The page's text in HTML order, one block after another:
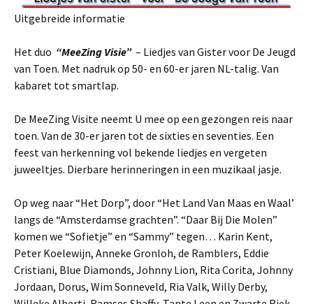
Uitgebreide informatie
Het duo “MeeZing Visie”– Liedjes van Gister voor De Jeugd
van Toen. Met nadruk op 50- en 60-er jaren NL-talig. Van
kabaret tot smartlap.
De MeeZing Visite neemt U mee op een gezongen reis naar
toen. Van de 30-er jaren tot de sixties en seventies. Een
feest van herkenning vol bekende liedjes en vergeten
juweeltjes. Dierbare herinneringen in een muzikaal jasje.
Op weg naar “Het Dorp”, door “Het Land Van Maas en Waal’
langs de “Amsterdamse grachten”. “Daar Bij Die Molen”
komen we “Sofietje” en “Sammy” tegen… Karin Kent,
Peter Koelewijn, Anneke Gronloh, de Ramblers, Eddie
Cristiani, Blue Diamonds, Johnny Lion, Rita Corita, Johnny
Jordaan, Dorus, Wim Sonneveld, Ria Valk, Willy Derby,